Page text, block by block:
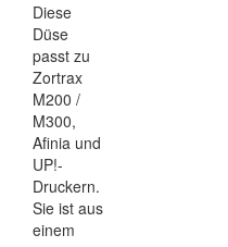
Diese
Düse
passt zu
Zortrax
M200 /
M300,
Afinia und
UP!-
Druckern.
Sie ist aus
einem